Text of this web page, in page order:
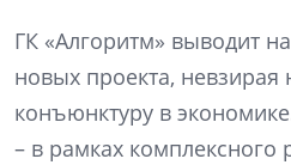
ГК «Алгоритм» выводит
новых проекта,
конъюнктуру в
– в рамках комплексного